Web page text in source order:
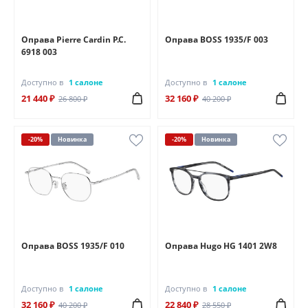
Оправа Pierre Cardin P.C.
6918 003
Доступно в 1 салоне
21 440 ₽ 26 800 ₽
Оправа BOSS 1935/F 003
Доступно в 1 салоне
32 160 ₽ 40 200 ₽
-20% Новинка
Оправа BOSS 1935/F 010
Доступно в 1 салоне
32 160 ₽ 40 200 ₽
-20% Новинка
Оправа Hugo HG 1401 2W8
Доступно в 1 салоне
22 840 ₽ 28 550 ₽